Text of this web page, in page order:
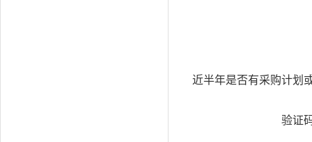
近半年是否有采购计划
验证